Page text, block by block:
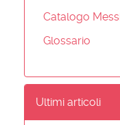
Catalogo
Glossario
Ultimi articoli